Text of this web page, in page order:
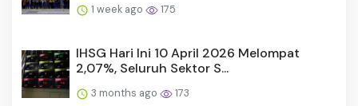
1 week ago 175
IHSG Hari Ini 10 April 2026 Melompat
2,07%, Seluruh Sektor S...
3 months ago 173